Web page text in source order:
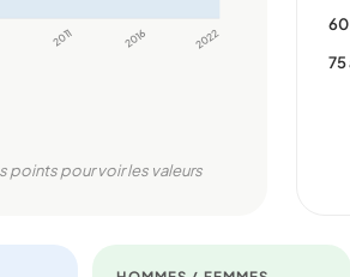
2011 2016 2022
points pour voir les valeurs
60
75